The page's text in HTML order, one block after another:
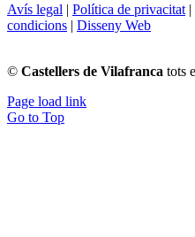
Avís legal | Política de privacitat |
condicions | Disseny Web
© Castellers de Vilafranca tots
Page load link
Go to Top